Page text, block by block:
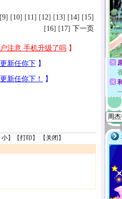
9] [10] [11] [12] [13] [14] [15]
[16] [17] 下一页
小】【打印 】 【 关闭 】